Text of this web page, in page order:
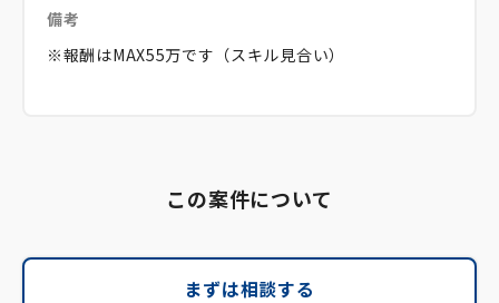
備考
※報酬はMAX55万です（スキル見合い）
この案件について
まずは相談する